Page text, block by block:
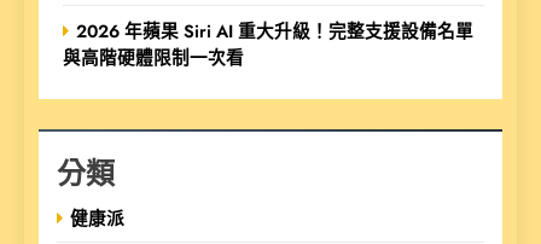
2026 年蘋果 Siri AI 重大升級！完整支援設備名單
與高階硬體限制一次看
分類
健康派